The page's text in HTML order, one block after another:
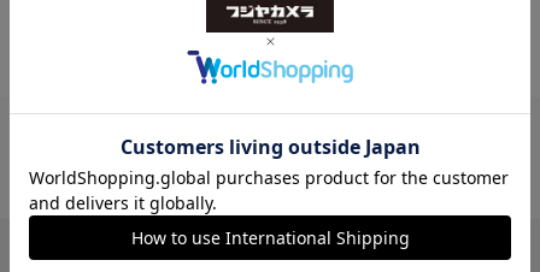
（税込） 以上 から 送料無料